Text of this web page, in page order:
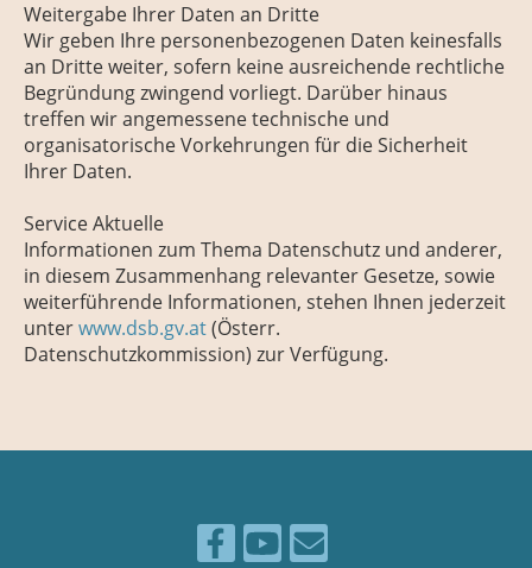
Weitergabe Ihrer Daten an Dritte
Wir geben Ihre personenbezogenen Daten keinesfalls
an Dritte weiter, sofern keine ausreichende rechtliche
Begründung zwingend vorliegt. Darüber hinaus
treffen wir angemessene technische und
organisatorische Vorkehrungen für die Sicherheit
Ihrer Daten.
Service Aktuelle
Informationen zum Thema Datenschutz und anderer,
in diesem Zusammenhang relevanter Gesetze, sowie
weiterführende Informationen, stehen Ihnen jederzeit
unterwww.dsb.gv.at(Österr.
Datenschutzkommission) zur Verfügung.